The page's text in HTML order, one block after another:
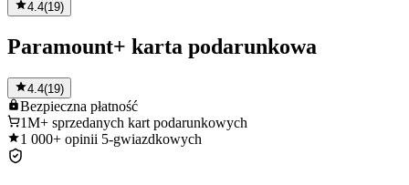
4.4(19)
Paramount+ karta podarunkowa
4.4(19)
Bezpieczna płatność
1M+ sprzedanych kart podarunkowych
1 000+ opinii 5-gwiazdkowych